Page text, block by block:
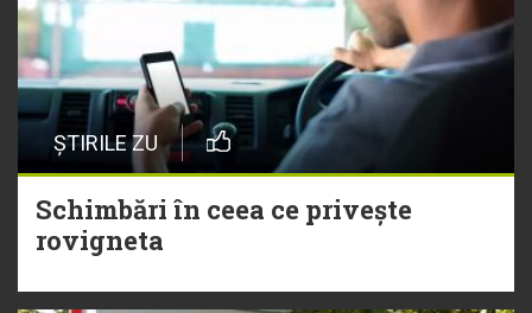
ȘTIRILE ZU
Schimbări în ceea ce privește
rovigneta